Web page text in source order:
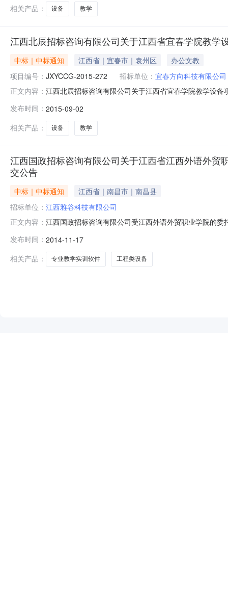
相关产品：
设备 教学
江西北辰招标咨询有限公司关于江西省宜春学院教
中标｜中标通知 江西省｜宜春市｜袁州区
办公文教
项目编号： JXYCCG-2015-272 招标单位： 宜春方向科技有限公司
正文内容： 江西北辰招标咨询有限公司关于江西省宜春学院教学设
目招标公告日期详见公告正文定标日期详见公告正文评
正文采购人
发布时间： 2015-09-02
相关产品：
设备 教学
江西国政招标咨询有限公司关于江西省江西外语外
交公告
中标｜中标通知
江西省｜南昌市｜南昌县
招标单位： 江西雅谷科技有限公司
正文内容： 江西国政招标咨询有限公司受江西外语外贸职业学院的
定，成交结果如下：包号项目编号采购项目数量成交单
发布时间： 2014-11-17
相关产品：
专业教学实训软件 工程类设备